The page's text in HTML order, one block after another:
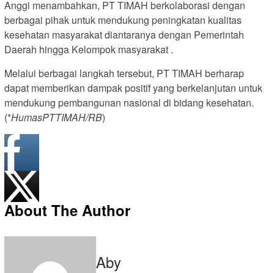
Anggi menambahkan, PT TIMAH berkolaborasi dengan
berbagai pihak untuk mendukung peningkatan kualitas
kesehatan masyarakat diantaranya dengan Pemerintah
Daerah hingga Kelompok masyarakat .
Melalui berbagai langkah tersebut, PT TIMAH berharap
dapat memberikan dampak positif yang berkelanjutan untuk
mendukung pembangunan nasional di bidang kesehatan.
(*HumasPTTIMAH/RB)
About The Author
Aby